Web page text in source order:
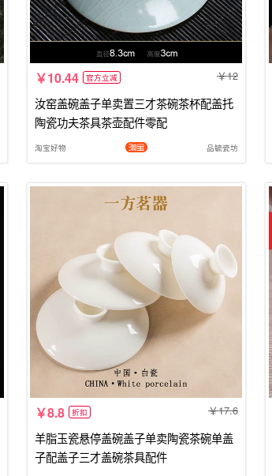
10.44 官方立减 12
汝窑盖碗盖子单卖置三才茶碗茶杯配盖托
陶瓷功夫茶具茶壶配件零配
淘宝好物 品毓瓷坊
8.8 折扣 17.6
羊脂玉瓷悬停盖碗盖子单卖陶瓷茶碗单盖
子配盖子三才盖碗茶具配件